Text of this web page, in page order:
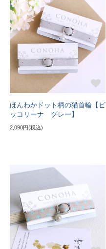
ほんわかドット柄の猫首輪【ピ
ッコリーナ グレー】
2,090円(税込)